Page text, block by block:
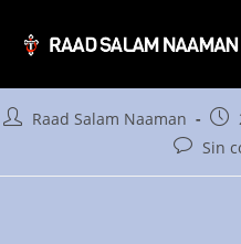
CARTA
PERMITE
Raad Salam Naaman
Sin